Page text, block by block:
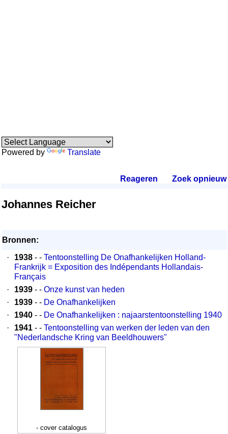
Powered by Translate
Reageren Zoek opnieuw.
Johannes Reicher
Bronnen:
·
1938 - - Tentoonstelling De Onafhankelijken Holland-
Frankrijk = Exposition des Indépendants Hollandais-
Français
·
1939 - - Onze kunst van heden
·
1939 - - De Onafhankelijken
·
1940 - - De Onafhankelijken : najaarstentoonstelling 1940
·
1941 - - Tentoonstelling van werken der leden van den
"Nederlandsche Kring van Beeldhouwers"
- cover catalogus